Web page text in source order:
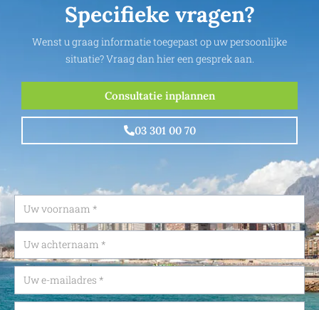
Specifieke vragen?
Wenst u graag informatie toegepast op uw persoonlijke
situatie? Vraag dan hier een gesprek aan.
Consultatie inplannen
03 301 00 70